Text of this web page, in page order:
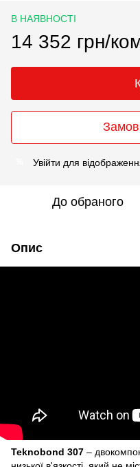
В НАЯВНОСТІ
14 352 грн/
Увійти для
До обраного
Опис
Teknobond 307 –